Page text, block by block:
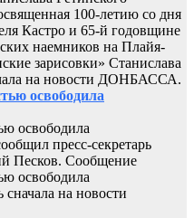
100-летию со дня
Кастро и 65-й годовщине
наемников на Плайя-
зарисовки» Станислава
на новости ДОНБАССА.
освободила
освободила
пресс-секретарь
Песков. Сообщение
освободила
на новости